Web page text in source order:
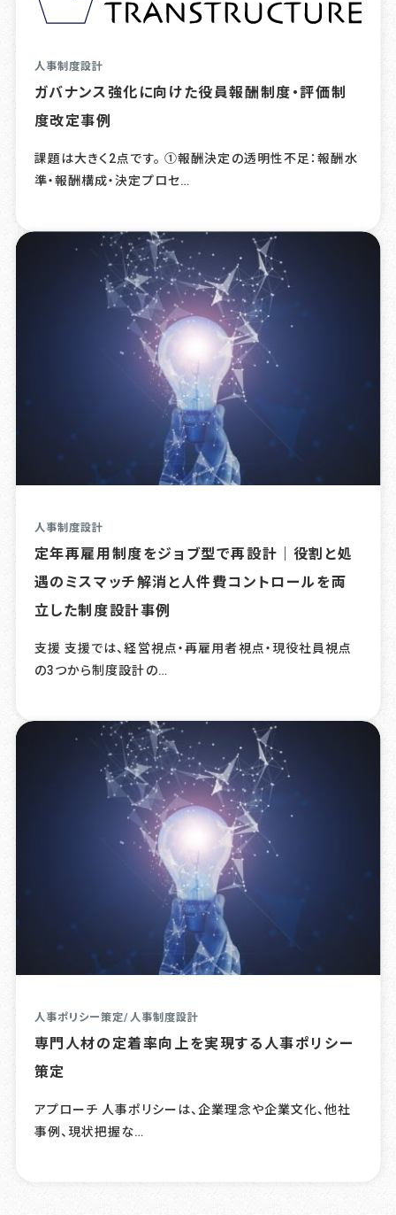
人事制度設計
ガバナンス強化に向けた役員報酬制度・評価制
度改定事例
課題は大きく2点です。 ①報酬決定の透明性不足：報酬水
準・報酬構成・決定プロセ…
人事制度設計
定年再雇用制度をジョブ型で再設計｜役割と処
遇のミスマッチ解消と人件費コントロールを両
立した制度設計事例
支援 支援では、経営視点・再雇用者視点・現役社員視点
の3つから制度設計の…
人事ポリシー策定/人事制度設計
専門人材の定着率向上を実現する人事ポリシー
策定
アプローチ 人事ポリシーは、企業理念や企業文化、他社
事例、現状把握な…